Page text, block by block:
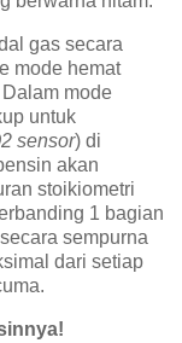
gas secara
mode hemat
Dalam mode
untuk
sensor) di
akan
stoikiometri
1 bagian
sempurna
dari setiap